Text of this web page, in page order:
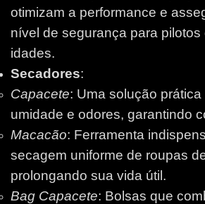
otimizam a performance e
nível de segurança para pilotos
idades.
Secadores:
Capacete: Uma solução
umidade e odores, garantindo
Macacão: Ferramenta
secagem uniforme de roupas
prolongando sua vida útil.
Bag Capacete: Bolsas que